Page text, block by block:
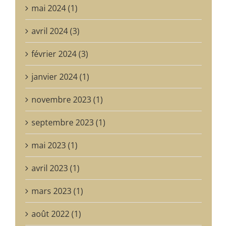
mai 2024 (1)
avril 2024 (3)
février 2024 (3)
janvier 2024 (1)
novembre 2023 (1)
septembre 2023 (1)
mai 2023 (1)
avril 2023 (1)
mars 2023 (1)
août 2022 (1)